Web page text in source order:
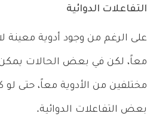
التفاعلات الدوائية
على الرغم من وجود أدوية معينة
معاً، لكن في بعض الحالات
مختلفين من الأدوية معاً، حتى
بعض التفاعلات الدوائية.